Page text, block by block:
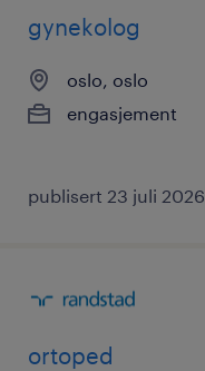
gynekolog
oslo, oslo
engasjement
publisert 23 juli 2026
ortoped